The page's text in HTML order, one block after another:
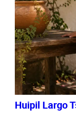
Huipil Largo